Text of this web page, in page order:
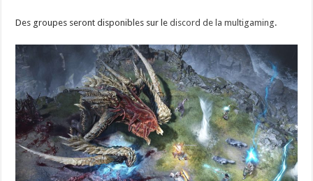
Des groupes seront disponibles sur lediscord de la multigaming.